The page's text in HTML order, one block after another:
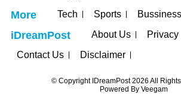
More Tech Sports Bussiness
iDreamPost About Us
Contact Us
Disclaimer
© Copyright IDreamPost 2026 All Rights
Powered By Veegam